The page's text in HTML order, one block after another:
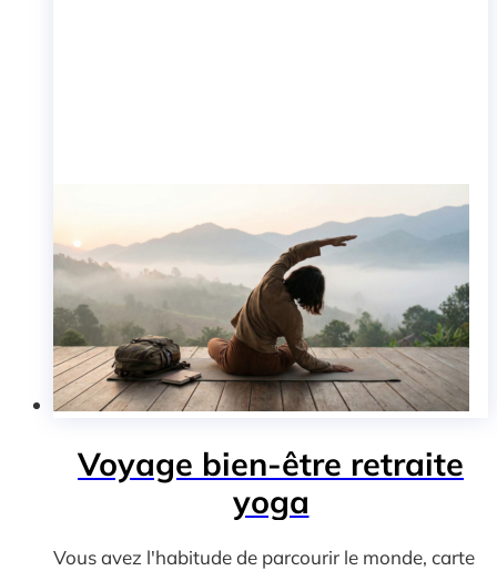
Voyage bien-être retraite
yoga
Vous avez l'habitude de parcourir le monde, carte